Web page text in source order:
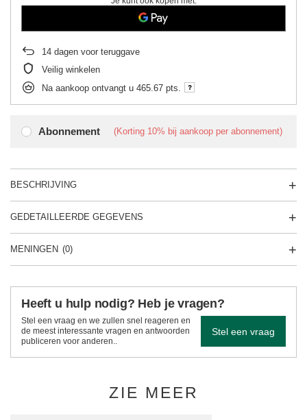
Abonnement (Korting 10% bij aankoop per abonnement)
14 dagen voor teruggave
Veilig winkelen
Na aankoop ontvangt u 465.67 pts.
BESCHRIJVING
GEDETAILLEERDE GEGEVENS
MENINGEN (0)
Heeft u hulp nodig? Heb je vragen?
Stel een vraag en we zullen snel reageren en
de meest interessante vragen en antwoorden
publiceren voor anderen..
Stel een vraag
ZIE MEER